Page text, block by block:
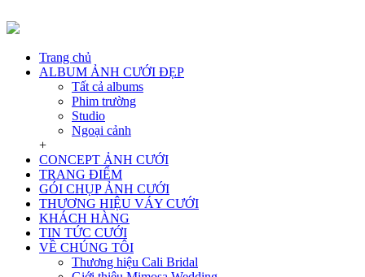
Trang chủ
ALBUM ẢNH CƯỚI ĐẸP
Tất cả albums
Phim trường
Studio
Ngoại cảnh
+
CONCEPT ẢNH CƯỚI
TRANG ĐIỂM
GÓI CHỤP ẢNH CƯỚI
THƯƠNG HIỆU VÁY CƯỚI
KHÁCH HÀNG
TIN TỨC CƯỚI
VỀ CHÚNG TÔI
Thương hiệu Cali Bridal